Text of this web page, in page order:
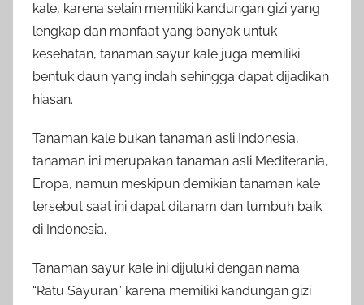
kale, karena selain memiliki kandungan gizi yang
lengkap dan manfaat yang banyak untuk
kesehatan, tanaman sayur kale juga memiliki
bentuk daun yang indah sehingga dapat dijadikan
hiasan.
Tanaman kale bukan tanaman asli Indonesia,
tanaman ini merupakan tanaman asli Mediterania,
Eropa, namun meskipun demikian tanaman kale
tersebut saat ini dapat ditanam dan tumbuh baik
di Indonesia.
Tanaman sayur kale ini dijuluki dengan nama
“Ratu Sayuran” karena memiliki kandungan gizi